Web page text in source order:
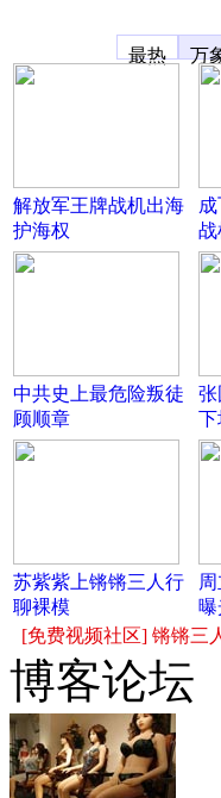
最热
万
解放军王牌战机出海
护海权
战
中共史上最危险叛徒
顾顺章
张
下
苏紫紫上锵锵三人行
聊裸模
曝
[免费视频社区] 锵锵三
博客论坛